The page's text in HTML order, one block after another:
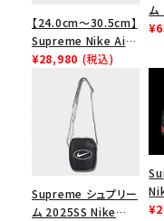
【24.0cm～30.5cm】
Supreme Nike Air
Force 1 Low シュプ
リーム ナイキエアフォ
ース１スニーカー シ
ューズ ホワイト
¥28,980 (税込)
ム
Supreme シュプリー
ム 2025SS Nike